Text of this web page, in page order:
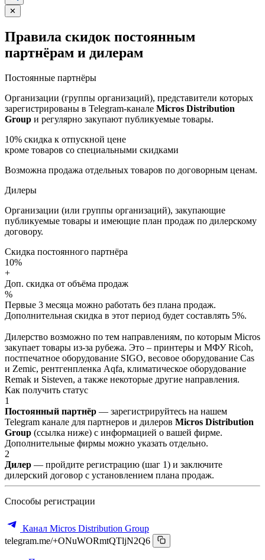
✕
Правила скидок постоянным
партнёрам и дилерам
Постоянные партнёры
Организации (группы организаций), представители которых
зарегистрированы в Telegram-канале Micros Distribution
Group и регулярно закупают публикуемые товары.
10% скидка к отпускной цене
кроме товаров со специальными скидками
Возможна продажа отдельных товаров по договорным ценам.
Дилеры
Организации (или группы организаций), закупающие
публикуемые товары и имеющие план продаж по дилерскому
договору.
Скидка постоянного партнёра
10%
+
Доп. скидка от объёма продаж
%
Первые 3 месяца можно работать без плана продаж.
Дополнительная скидка в этот период будет составлять 5%.
Дилерство возможно по тем направлениям, по которым Micros
закупает товары из-за рубежа. Это – принтеры и МФУ Ricoh,
постпечатное оборудование SIGO, весовое оборудование Cas
и Zemic, рентгенпленка Aqfa, климатическое оборудование
Remak и Sisteven, а также некоторые другие направления.
Как получить статус
1
Постоянный партнёр — зарегистрируйтесь на нашем
Telegram канале для партнеров и дилеров Micros Distribution
Group (ссылка ниже) с информацией о вашей фирме.
Дополнительные фирмы можно указать отдельно.
2
Дилер — пройдите регистрацию (шаг 1) и заключите
дилерский договор с установлением плана продаж.
Способы регистрации
Канал Micros Distribution Group
telegram.me/+ONuWORmtQTljN2Q6